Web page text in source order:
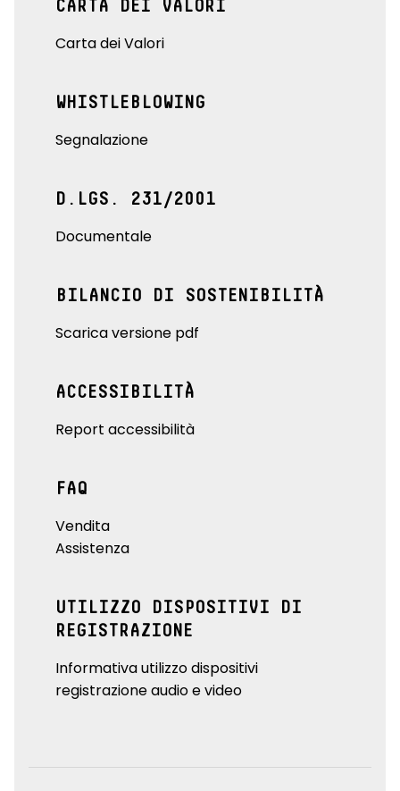
CARTA DEI VALORI
Carta dei Valori
WHISTLEBLOWING
Segnalazione
D.LGS. 231/2001
Documentale
BILANCIO DI SOSTENIBILITÀ
Scarica versione pdf
ACCESSIBILITÀ
Report accessibilità
FAQ
Vendita
Assistenza
UTILIZZO DISPOSITIVI DI
REGISTRAZIONE
Informativa utilizzo dispositivi
registrazione audio e video